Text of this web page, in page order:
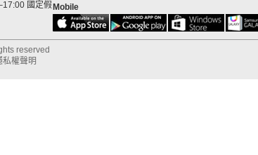
國定假 Mobile
reserved
私權聲明